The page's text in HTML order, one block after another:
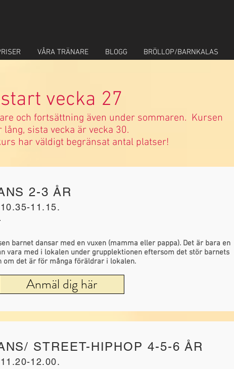
VÅRA TRÄNARE BLOGG BRÖLLOP/BARNKALAS
vecka 27
och fortsättning även under sommaren. Kursen
lång, sista vecka är vecka 30.
har väldigt begränsat antal platser!
2-3 ÅR
11.15.
barnet dansar med en vuxen (mamma eller pappa). Det är bara en
vara med i lokalen under grupplektionen eftersom det stör barnets
om det är för många föräldrar i lokalen.
Anmäl dig här
STREET-HIPHOP 4-5-6 ÅR
12.00.